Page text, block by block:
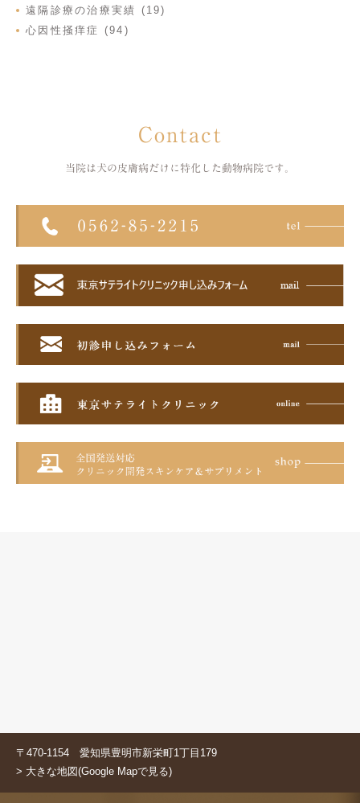
遠隔診療の治療実績 (19)
心因性掻痒症 (94)
Contact
当院は犬の皮膚病だけに特化した 動物病院です。
〒470-1154 愛知県豊明市新栄町1丁目179
> 大きな地図(Google Mapで見る)